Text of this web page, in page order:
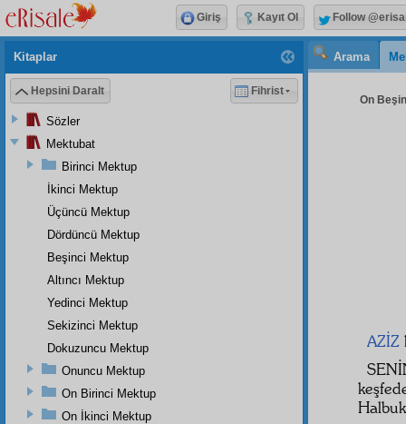
Arama
On
AZİZ
Kitaplar
Hepsini Daralt Fihrist
Sözler
Mektubat
Birinci Mektup
İkinci Mektup
Üçüncü Mektup
Dördüncü Mektup
Beşinci Mektup
Altıncı Mektup
Yedinci Mektup
Sekizinci Mektup
Dokuzuncu Mektup
Onuncu Mektup
On Birinci Mektup
On İkinci Mektup
Giriş Kayıt Ol Follow